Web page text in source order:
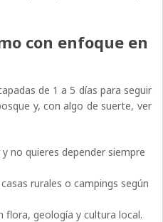
con enfoque en
de 1 a 5 días para seguir
y, con algo de suerte, ver
no quieres depender siempre
rurales o campings según
flora, geología y cultura local.